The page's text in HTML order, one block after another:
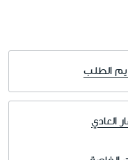
الطلب
العادي